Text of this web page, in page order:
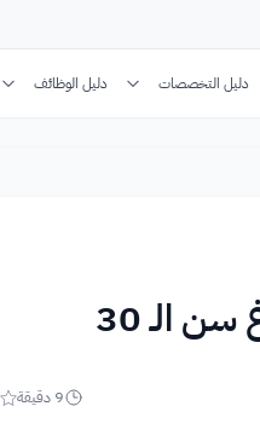
دليل التخصصات دليل الوظائف
9 دقيقة